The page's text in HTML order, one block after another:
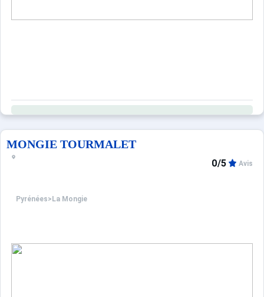
MONGIE TOURMALET
Pyrénées> La Mongie
0/5 Avis